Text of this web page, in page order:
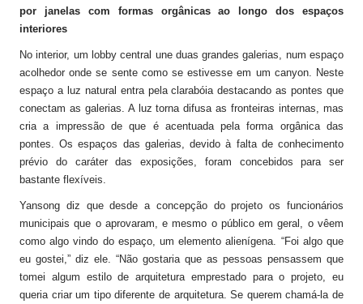
por janelas com formas orgânicas ao longo dos espaços
interiores
No interior, um lobby central une duas grandes galerias, num espaço
acolhedor onde se sente como se estivesse em um canyon. Neste
espaço a luz natural entra pela clarabóia destacando as pontes que
conectam as galerias. A luz torna difusa as fronteiras internas, mas
cria a impressão de que é acentuada pela forma orgânica das
pontes. Os espaços das galerias, devido à falta de conhecimento
prévio do caráter das exposições, foram concebidos para ser
bastante flexíveis.
Yansong diz que desde a concepção do projeto os funcionários
municipais que o aprovaram, e mesmo o público em geral, o vêem
como algo vindo do espaço, um elemento alienígena. “Foi algo que
eu gostei,” diz ele. “Não gostaria que as pessoas pensassem que
tomei algum estilo de arquitetura emprestado para o projeto, eu
queria criar um tipo diferente de arquitetura. Se querem chamá-la de